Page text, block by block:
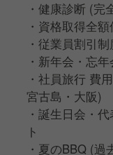
・健康診断 (完
・資格取得全
・従業員割引
・新年会・忘
・社員旅行 費
宮古島・大阪)
・誕生日会・
ト
・夏のBBQ (過